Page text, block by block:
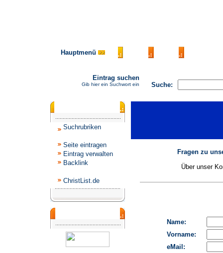
Hauptmenü
Suche:
Eintrag suchen
Gib hier ein Suchwort ein
Suchrubriken
Seite eintragen
Eintrag verwalten
Backlink
ChristList.de
Fragen zu
Über unser